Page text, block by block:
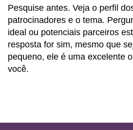
Pesquise antes. Veja o perfil
patrocinadores e o tema.
ideal ou potenciais parceiros
resposta for sim, mesmo que
pequeno, ele é uma excelente
você.